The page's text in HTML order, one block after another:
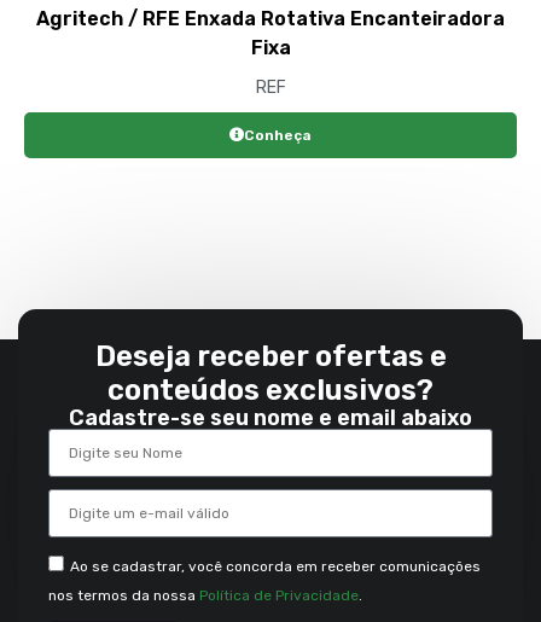
Agritech / RFE Enxada Rotativa Encanteiradora
Fixa
REF
Conheça
Deseja receber ofertas e
conteúdos exclusivos?
Cadastre-se seu nome e email abaixo
Ao se cadastrar, você concorda em receber comunicações
nos termos da nossa Política de Privacidade.